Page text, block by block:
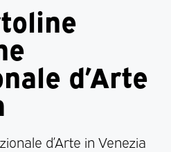
d’Arte
d’Arte in Venezia